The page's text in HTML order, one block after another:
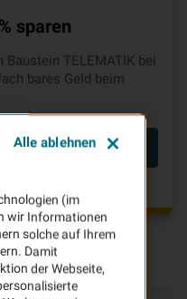
sparen
TELEMATIK bei
bares Geld beim
(im
wir Informationen
solche auf Ihrem
Damit
der Webseite,
Alle ablehnen